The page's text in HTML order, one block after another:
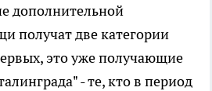
дополнительной
получат две категории
это уже получающие
- те, кто в период